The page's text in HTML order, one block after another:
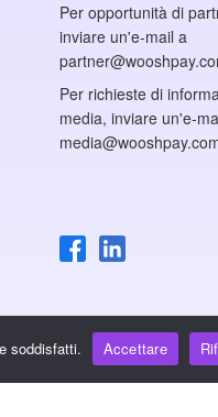
Per opportunità di
inviare un'e-mail a
Per richieste di
media, inviare un'e-
soddisfatti. Accettare